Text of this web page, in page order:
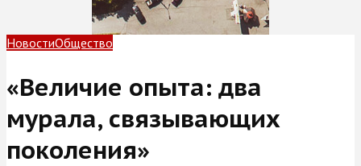
НовостиОбщество
«Величие опыта: два
мурала, связывающих
поколения»